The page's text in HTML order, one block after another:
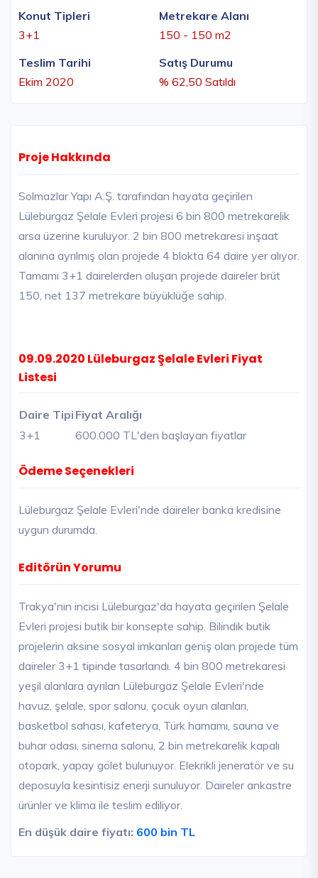
Konut Tipleri
3+1
Metrekare Alanı
150 - 150 m2
Teslim Tarihi
Ekim 2020
Satış Durumu
% 62,50 Satıldı
Proje Hakkında
Solmazlar Yapı A.Ş. tarafından hayata geçirilen
Lüleburgaz Şelale Evleri projesi 6 bin 800 metrekarelik
arsa üzerine kuruluyor. 2 bin 800 metrekaresi inşaat
alanına ayrılmış olan projede 4 blokta 64 daire yer alıyor.
Tamamı 3+1 dairelerden oluşan projede daireler brüt
150, net 137 metrekare büyüklüğe sahip.
09.09.2020 Lüleburgaz Şelale Evleri Fiyat
Listesi
Daire Tipi Fiyat Aralığı
3+1
600.000 TL'den başlayan fiyatlar
Ödeme Seçenekleri
Lüleburgaz Şelale Evleri'nde daireler banka kredisine
uygun durumda.
Editörün Yorumu
Trakya'nın incisi Lüleburgaz'da hayata geçirilen Şelale
Evleri projesi butik bir konsepte sahip. Bilindik butik
projelerin aksine sosyal imkanları geniş olan projede tüm
daireler 3+1 tipinde tasarlandı. 4 bin 800 metrekaresi
yeşil alanlara ayrılan Lüleburgaz Şelale Evleri'nde
havuz, şelale, spor salonu, çocuk oyun alanları,
basketbol sahası, kafeterya, Türk hamamı, sauna ve
buhar odası, sinema salonu, 2 bin metrekarelik kapalı
otopark, yapay gölet bulunuyor. Elekrikli jeneratör ve su
deposuyla kesintisiz enerji sunuluyor. Daireler ankastre
ürünler ve klima ile teslim ediliyor.
En düşük daire fiyatı: 600 bin TL